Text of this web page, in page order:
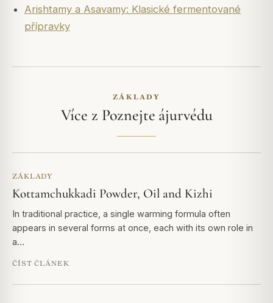
Arishtamy a Asavamy: Klasické fermentované
přípravky
ZÁKLADY
Více z Poznejte ájurvédu
ZÁKLADY
Kottamchukkadi Powder, Oil and Kizhi
In traditional practice, a single warming formula often
appears in several forms at once, each with its own role in
a…
ČÍST ČLÁNEK